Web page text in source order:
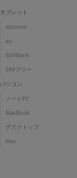
タブレット
docomo
au
SoftBank
SIMフリー
パソコン
ノートPC
MacBook
デスクトップ
Mac